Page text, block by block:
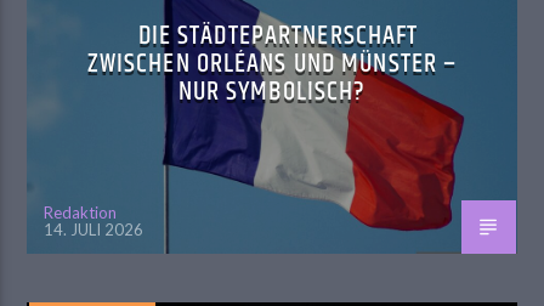
DIE STÄDTEPARTNERSCHAFT
ZWISCHEN ORLÉANS UND MÜNSTER –
NUR SYMBOLISCH?
Redaktion
14. JULI 2026